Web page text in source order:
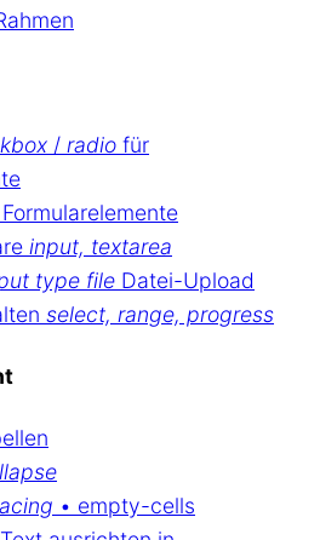
/ radio für
input, textarea
type file Datei-Upload
select, range, progress
• empty-cells